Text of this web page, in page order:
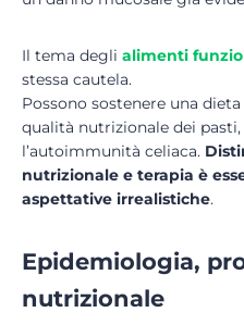
Il tema degli alimenti
stessa cautela.
Possono sostenere una
qualità nutrizionale dei
l’autoimmunità celiaca.
nutrizionale e terapia è
aspettative irrealistiche.
Epidemiologia,
nutrizionale